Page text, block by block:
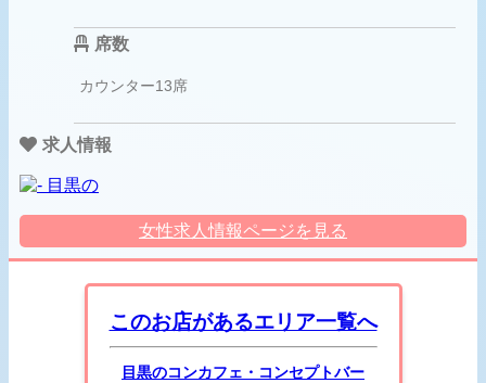
席数
カウンター13席
求人情報
女性求人情報ページを見る
このお店があるエリア一覧へ
目黒のコンカフェ・コンセプトバー